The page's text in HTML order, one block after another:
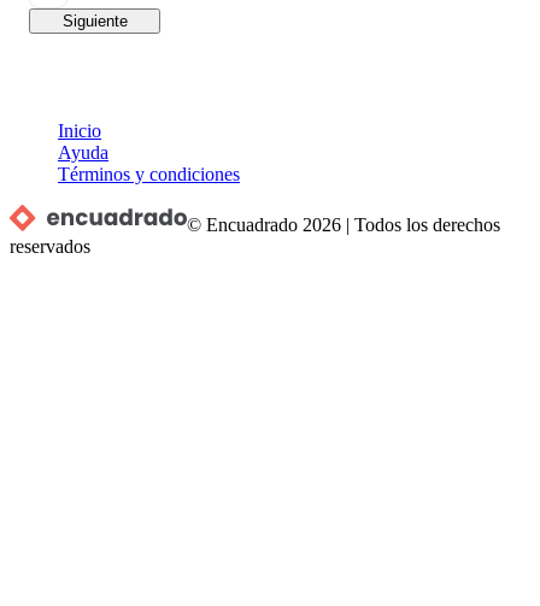
Siguiente
Inicio
Ayuda
Términos y condiciones
© Encuadrado 2026 |Todos los derechos
reservados